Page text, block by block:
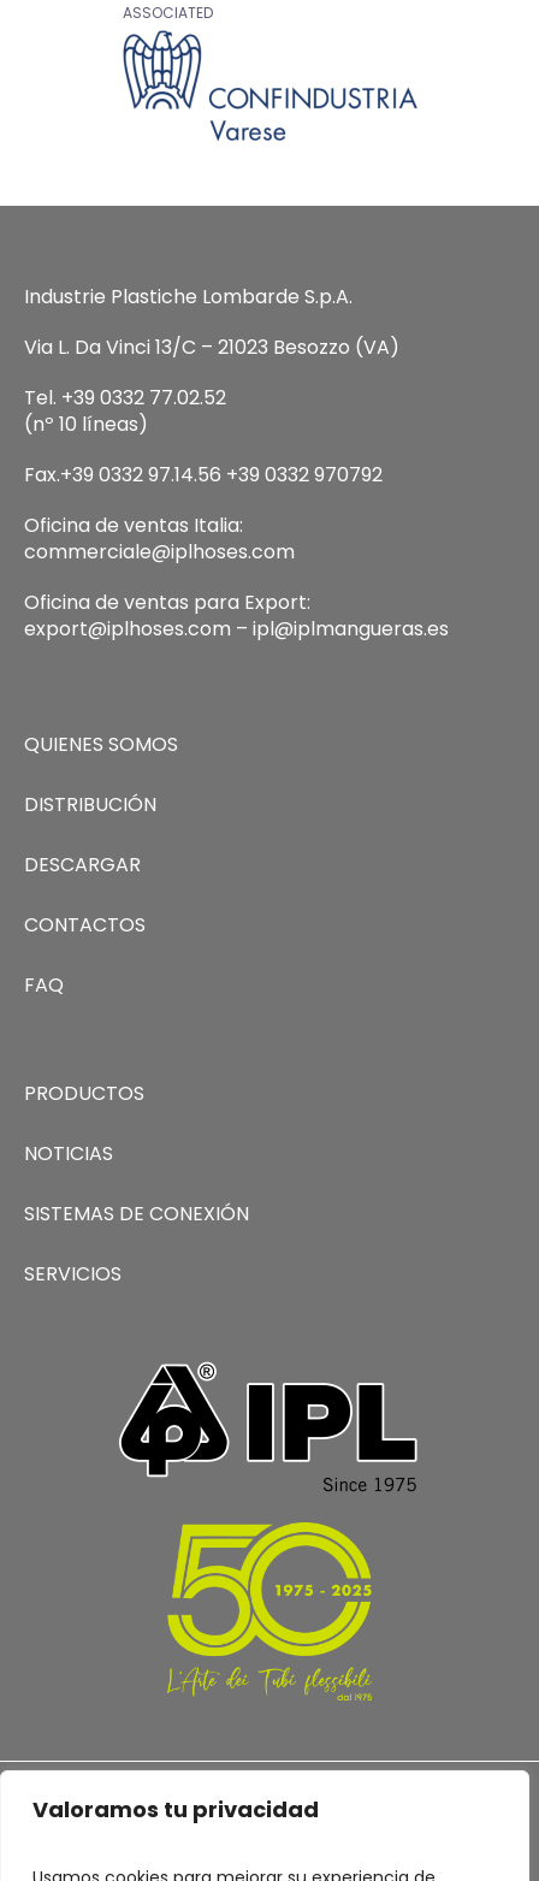
Valoramos tu privacidad
ASSOCIATED
Industrie Plastiche Lombarde S.p.A.
Via L. Da Vinci 13/C – 21023 Besozzo (VA)
Tel. +39 0332 77.02.52
(nº 10 líneas)
Fax.+39 0332 97.14.56 +39 0332 970792
Oficina de ventas Italia:
commerciale@iplhoses.com
Oficina de ventas para Export:
export@iplhoses.com – ipl@iplmangueras.es
QUIENES SOMOS
DISTRIBUCIÓN
DESCARGAR
CONTACTOS
FAQ
PRODUCTOS
NOTICIAS
SISTEMAS DE CONEXIÓN
SERVICIOS